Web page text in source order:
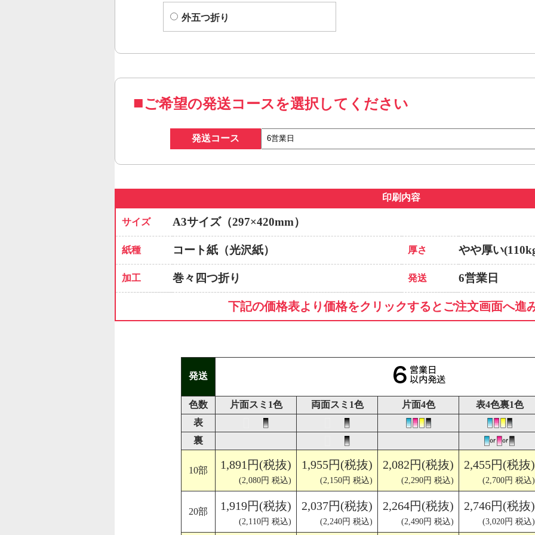
外五つ折り
ご希望の発送コースを選択してください
発送コース
印刷内容
サイズ A3サイズ（297×420mm）
紙種 コート紙（光沢紙） 厚さ やや厚い
加工 巻々四つ折り 発送 6営業日
下記の価格表より価格をクリックするとご注文画面へ進
発送
色数 片面スミ1色 両面スミ1色 片面4色
表4色裏1色
表
裏
10部 1,891円(税抜)
(2,080円 税込)
1,955円(税抜)
(2,150円 税込)
2,082円(税抜)
(2,290円 税込)
2,455円(税抜)
(2,700円 税込)
20部 1,919円(税抜)
(2,110円 税込)
2,037円(税抜)
(2,240円 税込)
2,264円(税抜)
(2,490円 税込)
2,746円(税抜)
(3,020円 税込)